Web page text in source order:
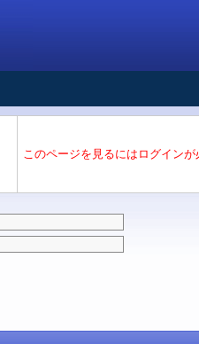
このページを見るにはログインが